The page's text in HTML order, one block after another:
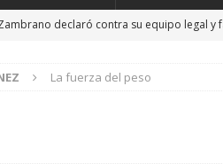
declaró contra su equipo legal y
Pix, el sistema brasileño de pagos que
a otros)
La fuerza del peso